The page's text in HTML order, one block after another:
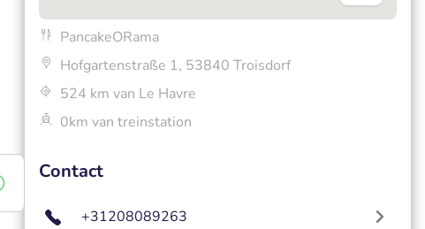
PancakeORama
Hofgartenstraße 1, 53840 Troisdorf
524 km van Le Havre
0km van treinstation
Contact
+31208089263